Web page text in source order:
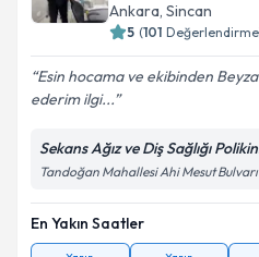
Ankara, Sincan
5 (101
Esin hocama ve ekibinden
ederim ilgi...
Sekans Ağız ve Diş Sağlığı
Tandoğan Mahallesi Ahi Mesut
En Yakın Saatler